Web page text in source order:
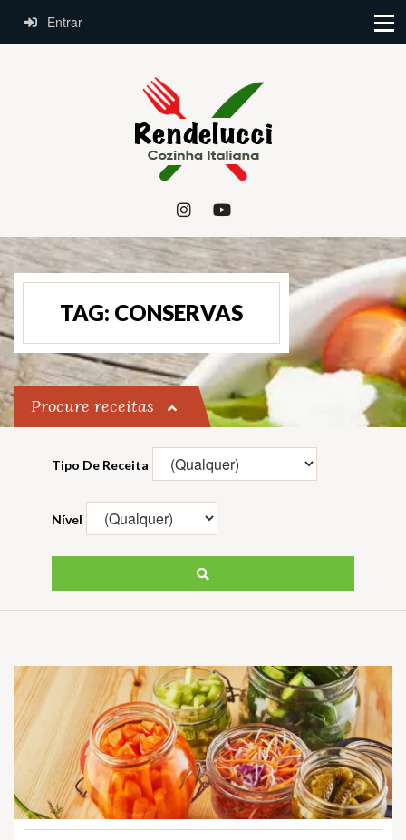
Entrar
TAG: CONSERVAS
Procure receitas
Tipo De Receita
Nível